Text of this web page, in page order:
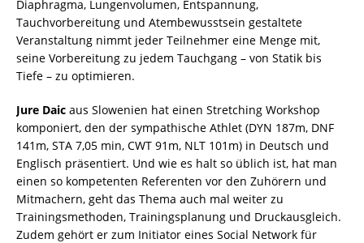
Diaphragma, Lungenvolumen, Entspannung,
Tauchvorbereitung und Atembewusstsein gestaltete
Veranstaltung nimmt jeder Teilnehmer eine Menge mit,
seine Vorbereitung zu jedem Tauchgang – von Statik bis
Tiefe – zu optimieren.
Jure Daic aus Slowenien hat einen Stretching Workshop
komponiert, den der sympathische Athlet (DYN 187m, DNF
141m, STA 7,05 min, CWT 91m, NLT 101m) in Deutsch und
Englisch präsentiert. Und wie es halt so üblich ist, hat man
einen so kompetenten Referenten vor den Zuhörern und
Mitmachern, geht das Thema auch mal weiter zu
Trainingsmethoden, Trainingsplanung und Druckausgleich.
Zudem gehört er zum Initiator eines Social Network für